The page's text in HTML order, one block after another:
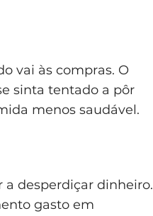
vai às compras. O
sinta tentado a pôr
menos saudável.
a desperdiçar dinheiro.
gasto em